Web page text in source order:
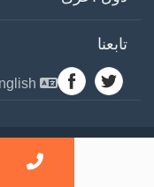
تابعنا